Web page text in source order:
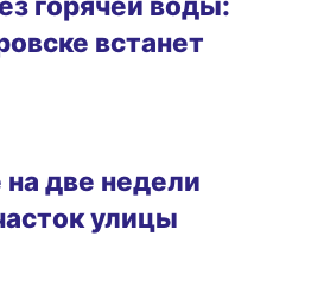
встанет
две недели
улицы